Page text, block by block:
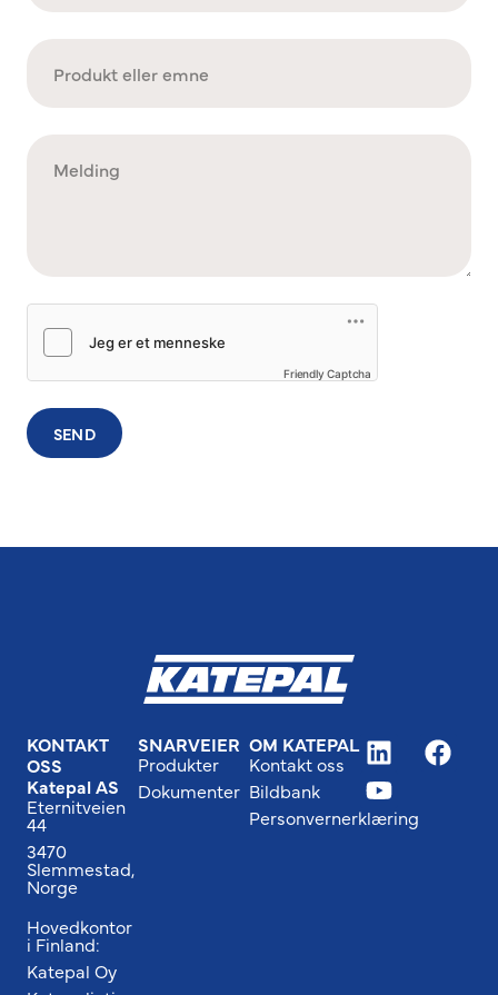
Friendly Captcha
SEND
KONTAKT
OSS
Katepal AS
Eternitveien
44
3470
Slemmestad,
Norge
Hovedkontor
i Finland:
Katepal Oy
SNARVEIER
Produkter
Dokumenter
OM KATEPAL
Kontakt oss
Bildbank
Personvernerklæring